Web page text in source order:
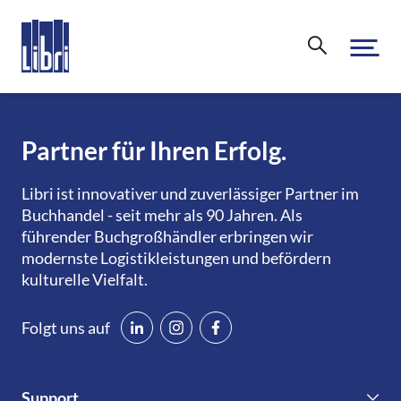
Nachhaltigkeit & Compliance
Leseförderung
Karriere
Libri.Support
Für den Handel
Leistungsübersicht
Großhandel
eCommerce
Für Verlage
Print
Aktuelles & Events
Veranstaltungen
Partner für Ihren Erfolg.
Libri ist innovativer und zuverlässiger Partner im
Buchhandel - seit mehr als 90 Jahren. Als
führender Buchgroßhändler erbringen wir
modernste Logistikleistungen und befördern
kulturelle Vielfalt.
Folgt uns auf